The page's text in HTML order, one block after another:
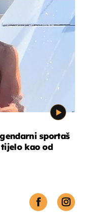
sportaš
kao od